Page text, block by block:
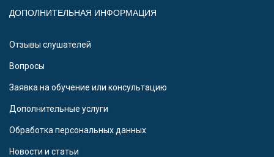
ДОПОЛНИТЕЛЬНАЯ ИНФОРМАЦИЯ
Отзывы слушателей
Вопросы
Заявка на обучение или консультацию
Дополнительные услуги
Обработка персональных данных
Новости и статьи